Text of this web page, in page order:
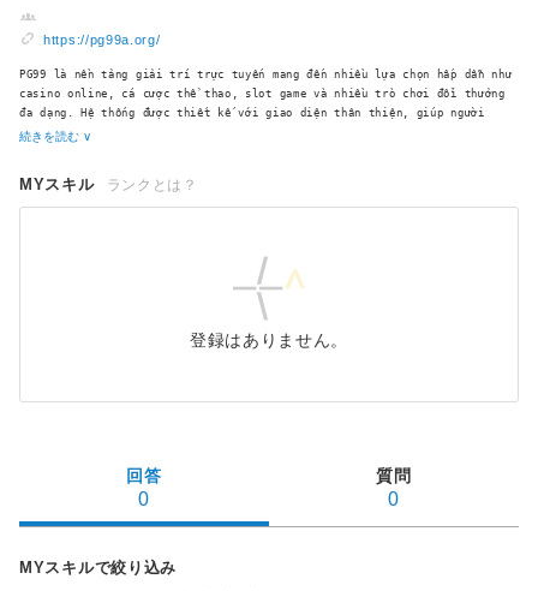
https://pg99a.org/
PG99 là nền tảng giải trí trực tuyến mang đến nhiều lựa chọn hấp dẫn như
casino online, cá cược thể thao, slot game và nhiều trò chơi đổi thưởng
đa dạng. Hệ thống được thiết kế với giao diện thân thiện, giúp người
dùng dễ dàng thao tác và trải nghiệm trên cả máy tính lẫn thiết bị di
続きを読む ∨
MYスキル ランクとは？
登録はありません。
回答
0
質問
0
MYスキルで絞り込み